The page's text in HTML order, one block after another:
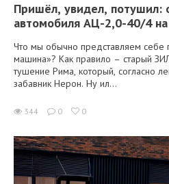
Пришёл, увидел, потушил:
автомобиля АЦ-2,0-40/4
Что мы обычно представляем себе
машина»? Как правило – старый
тушение Рима, который, согласно
забавник Нерон. Ну ил...
344 0 0